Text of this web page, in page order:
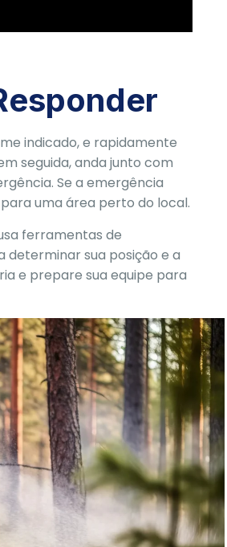
indicado, e rapidamente
seguida, anda junto com
Se a emergência
uma área perto do local.
ferramentas de
determinar sua posição e a
e prepare sua equipe para